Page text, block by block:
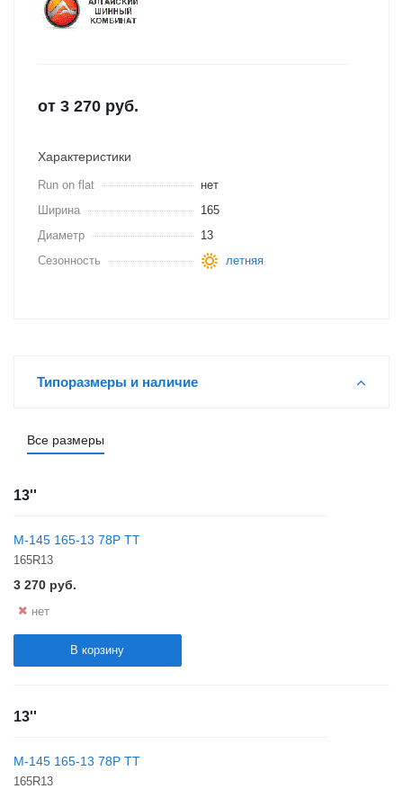
от 3 270 руб.
Характеристики
Run on flat
нет
Ширина
165
Диаметр
13
Сезонность
летняя
Типоразмеры и наличие
Все размеры
13''
М-145 165-13 78P TT
165R13
3 270 руб.
нет
В корзину
13''
М-145 165-13 78P TT
165R13